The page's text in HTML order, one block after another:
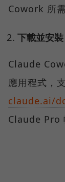
Cowork 所
下載並安
Claude
應用程式，
claude.ai/
Claude Pro